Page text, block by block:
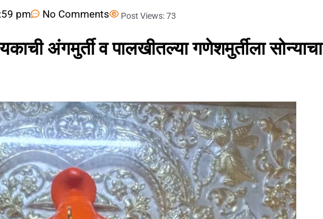
pm No Comments Post Views:73
अंगमुर्ती व पालखीतल्या गणेशमुर्तीला सोन्याचा